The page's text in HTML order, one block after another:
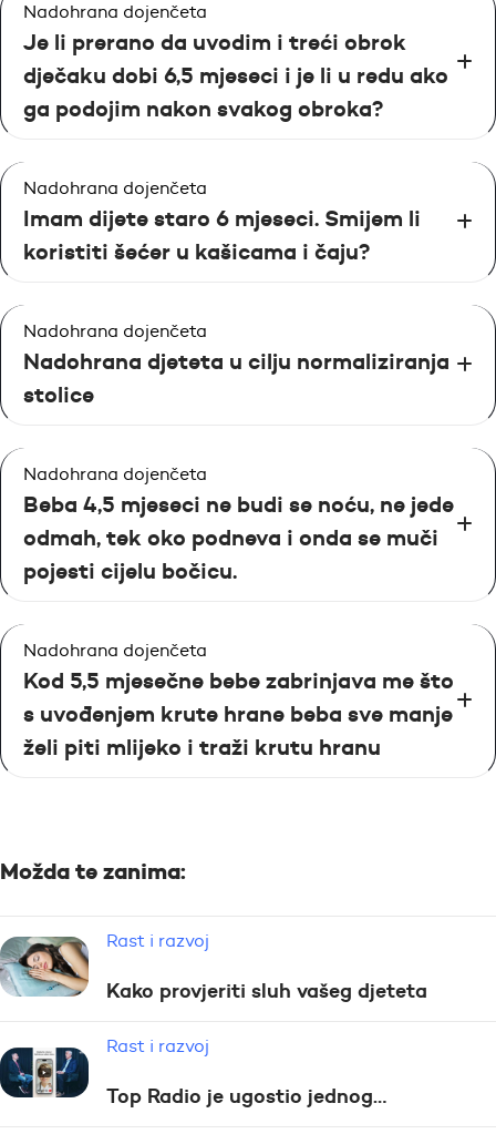
Nadohrana dojenčeta
Je li prerano da uvodim i treći obrok
dječaku dobi 6,5 mjeseci i je li u redu ako
ga podojim nakon svakog obroka?
Nadohrana dojenčeta
Imam dijete staro 6 mjeseci. Smijem li
koristiti šećer u kašicama i čaju?
Nadohrana dojenčeta
Nadohrana djeteta u cilju normaliziranja
stolice
Nadohrana dojenčeta
Beba 4,5 mjeseci ne budi se noću, ne jede
odmah, tek oko podneva i onda se muči
pojesti cijelu bočicu.
Nadohrana dojenčeta
Kod 5,5 mjesečne bebe zabrinjava me što
s uvođenjem krute hrane beba sve manje
želi piti mlijeko i traži krutu hranu
Možda te zanima:
Rast i razvoj
Kako provjeriti sluh vašeg djeteta
Rast i razvoj
Top Radio je ugostio jednog…